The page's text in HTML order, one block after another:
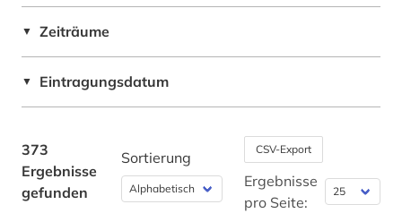
baum (4)
baumschäden (1)
bayern (4)
bedecksamer (2)
Schweiz (4)
Tschechische Republik (1)
▼ Zeiträume
▼ Eintragungsdatum
373
Ergebnisse
gefunden
Sortierung CSV-Export
Ergebnisse
pro Seite: